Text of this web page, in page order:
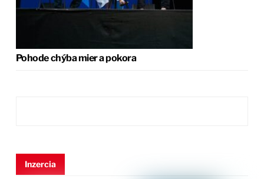
Pohode chýba mier a pokora
Inzercia